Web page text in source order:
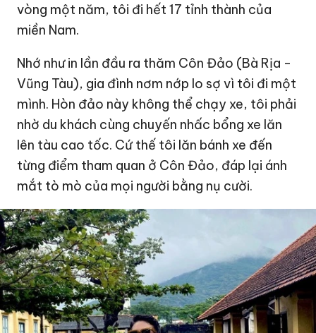
vòng một năm, tôi đi hết 17 tỉnh thành của
miền Nam.
Nhớ như in lần đầu ra thăm Côn Đảo (Bà Rịa -
Vũng Tàu), gia đình nơm nớp lo sợ vì tôi đi một
mình. Hòn đảo này không thể chạy xe, tôi phải
nhờ du khách cùng chuyến nhấc bổng xe lăn
lên tàu cao tốc. Cứ thế tôi lăn bánh xe đến
từng điểm tham quan ở Côn Đảo, đáp lại ánh
mắt tò mò của mọi người bằng nụ cười.